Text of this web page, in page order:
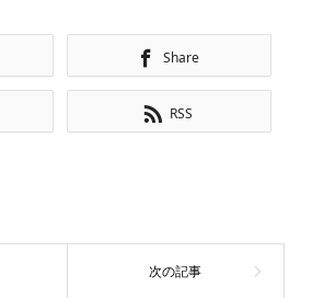
Share
RSS